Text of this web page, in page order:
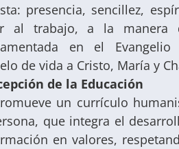
presencia, sencillez,
al trabajo, a la manera
en el
de vida a Cristo, María y
de la Educación
un currículo
que integra el
en valores,